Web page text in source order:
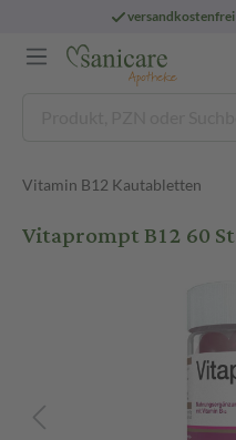
versandkostenfrei
Vitamin B12 Kautabletten
Vitaprompt B12 60 St